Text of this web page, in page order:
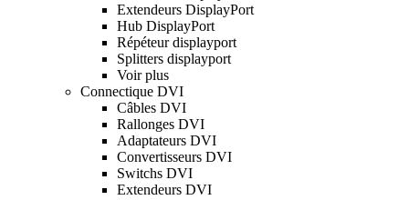
Extendeurs DisplayPort
Hub DisplayPort
Répéteur displayport
Splitters displayport
Voir plus
Connectique DVI
Câbles DVI
Rallonges DVI
Adaptateurs DVI
Convertisseurs DVI
Switchs DVI
Extendeurs DVI